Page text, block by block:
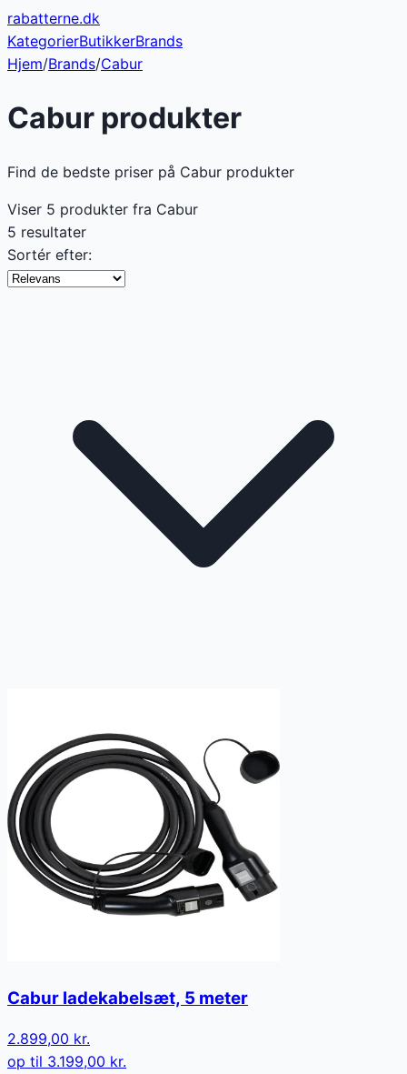
rabatterne.dk
KategorierButikkerBrands
Hjem/Brands/Cabur
Cabur produkter
Find de bedste priser på Cabur produkter
Viser 5 produkter fra Cabur
5 resultater
Sortér efter:
Cabur ladekabelsæt, 5 meter
2.899,00 kr.
op til 3.199,00 kr.